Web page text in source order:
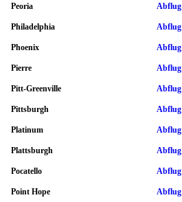
Peoria Abflug
Philadelphia Abflug
Phoenix Abflug
Pierre Abflug
Pitt-Greenville Abflug
Pittsburgh Abflug
Platinum Abflug
Plattsburgh Abflug
Pocatello Abflug
Point Hope Abflug